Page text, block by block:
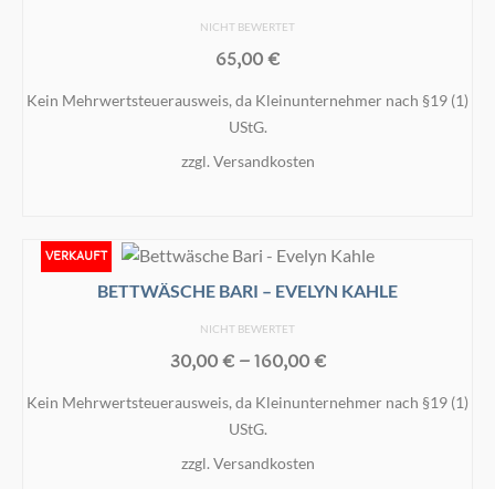
NICHT BEWERTET
65,00€
Kein Mehrwertsteuerausweis, da Kleinunternehmer nach §19 (1)
UStG.
zzgl. Versandkosten
VERKAUFT
BETTWÄSCHE BARI – EVELYN KAHLE
NICHT BEWERTET
30,00€–160,00€
Kein Mehrwertsteuerausweis, da Kleinunternehmer nach §19 (1)
UStG.
zzgl. Versandkosten